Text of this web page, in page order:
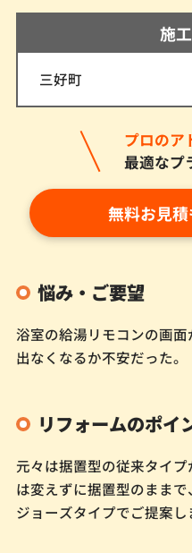
施
三好町
プロのア
最適なプ
無料お見
悩み・ご要望
浴室の給湯リモコンの画
出なくなるか不安だった。
リフォームのポイ
元々は据置型の従来タイ
は変えずに据置型のまま
ジョーズタイプでご提案し